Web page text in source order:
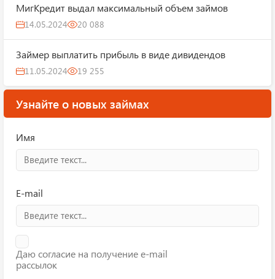
МигКредит выдал максимальный объем займов
14.05.2024 20 088
Займер выплатить прибыль в виде дивидендов
11.05.2024 19 255
Узнайте о новых займах
Имя
E-mail
Даю согласие на получение e-mail
рассылок